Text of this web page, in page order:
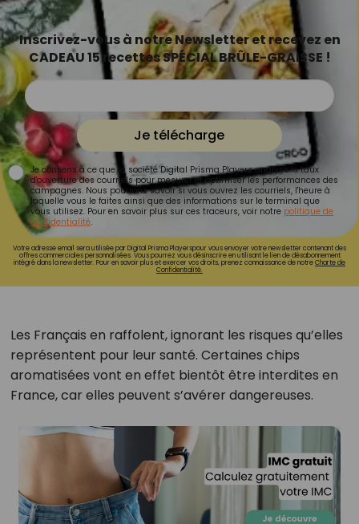
Inscrivez-vous à notre Newsletter et recevez en
CADEAU 15 recettes SPÉCIAL BRÛLE-GRAISSE !
Je télécharge
Je consens à ce que la société Digital Prisma Players analyse le taux
d'ouverture des courriels pour mesurer et optimiser les performances des
campagnes. Nous pourrons savoir si vous ouvrez les courriels, l'heure à
laquelle vous le faites ainsi que des informations sur le terminal que
vous utilisez. Pour en savoir plus sur ces traceurs, voir notre politique de
confidentialité.
Votre adresse email sera utilisée par Digital Prisma Playerspour vous envoyer votre newsletter contenant des
offres commerciales personnalisées. Vous pourrez vous désinscrire en utilisant le lien de désabonnement
intégré dans la newsletter. Pour en savoir plus et exercer vos droits, prenez connaissance de notreCharte de
Confidentialité.
Les Français en raffolent, ignorant les risques qu’elles
représentent pour leur santé. Certaines chips
aromatisées vont en effet bientôt être interdites en
France, car elles peuvent s’avérer dangereuses.